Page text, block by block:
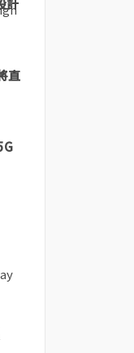
計
直